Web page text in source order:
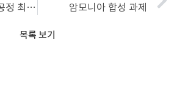
이산화탄소 포집 공정 최적 설계를 위한 파라미터 검증 암모니아 합성 과제
목록 보기